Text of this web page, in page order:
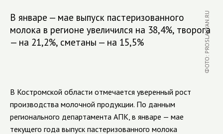
В январе — мае выпуск пастеризованного
молока в регионе увеличился на 38,4%, творога
— на 21,2%, сметаны — на 15,5%
ФОТО: PROSLAVYAN.RU
В Костромской области отмечается уверенный рост
производства молочной продукции. По данным
регионального департамента АПК, в январе — мае
текущего года выпуск пастеризованного молока